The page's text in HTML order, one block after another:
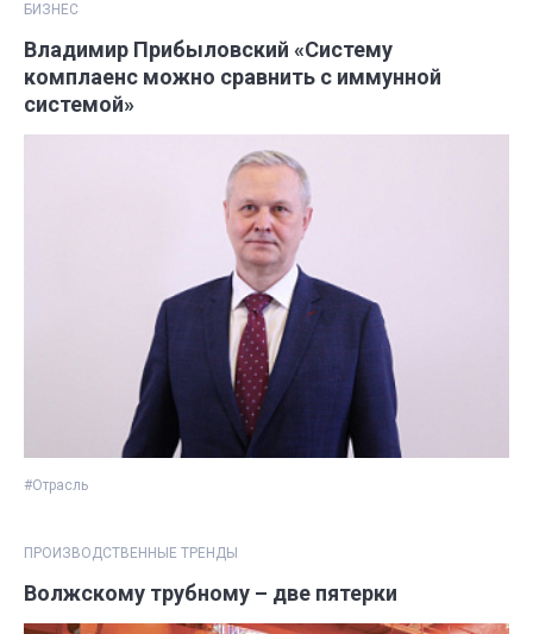
БИЗНЕС
Владимир Прибыловский «Систему
комплаенс можно сравнить с иммунной
системой»
#Отрасль
ПРОИЗВОДСТВЕННЫЕ ТРЕНДЫ
Волжскому трубному – две пятерки